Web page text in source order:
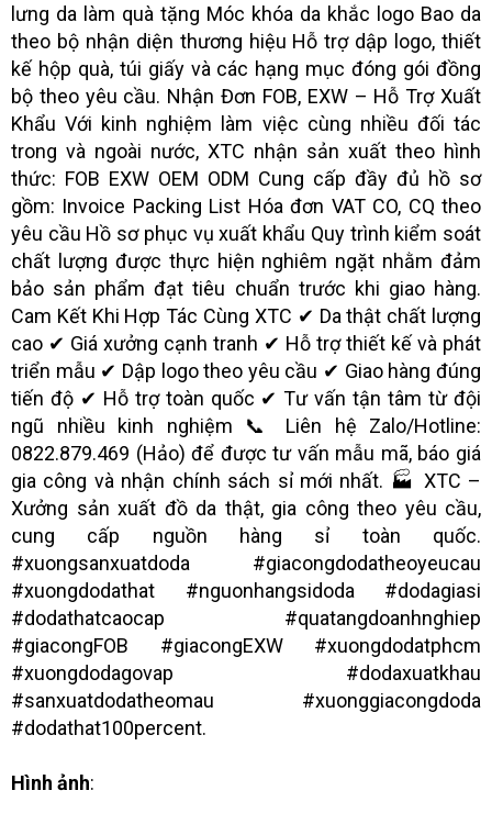
lưng da làm quà tặng Móc khóa da khắc logo Bao da
theo bộ nhận diện thương hiệu Hỗ trợ dập logo, thiết
kế hộp quà, túi giấy và các hạng mục đóng gói đồng
bộ theo yêu cầu. Nhận Đơn FOB, EXW – Hỗ Trợ Xuất
Khẩu Với kinh nghiệm làm việc cùng nhiều đối tác
trong và ngoài nước, XTC nhận sản xuất theo hình
thức: FOB EXW OEM ODM Cung cấp đầy đủ hồ sơ
gồm: Invoice Packing List Hóa đơn VAT CO, CQ theo
yêu cầu Hồ sơ phục vụ xuất khẩu Quy trình kiểm soát
chất lượng được thực hiện nghiêm ngặt nhằm đảm
bảo sản phẩm đạt tiêu chuẩn trước khi giao hàng.
Cam Kết Khi Hợp Tác Cùng XTC ✔ Da thật chất lượng
cao ✔ Giá xưởng cạnh tranh ✔ Hỗ trợ thiết kế và phát
triển mẫu ✔ Dập logo theo yêu cầu ✔ Giao hàng đúng
tiến độ ✔ Hỗ trợ toàn quốc ✔ Tư vấn tận tâm từ đội
ngũ nhiều kinh nghiệm 📞 Liên hệ Zalo/Hotline:
0822.879.469 (Hảo) để được tư vấn mẫu mã, báo giá
gia công và nhận chính sách sỉ mới nhất. 🏭 XTC –
Xưởng sản xuất đồ da thật, gia công theo yêu cầu,
cung cấp nguồn hàng sỉ toàn quốc.
#xuongsanxuatdoda #giacongdodatheoyeucau
#xuongdodathat #nguonhangsidoda #dodagiasi
#dodathatcaocap #quatangdoanhnghiep
#giacongFOB #giacongEXW #xuongdodatphcm
#xuongdodagovap #dodaxuatkhau
#sanxuatdodatheomau #xuonggiacongdoda
#dodathat100percent.
Hình ảnh: